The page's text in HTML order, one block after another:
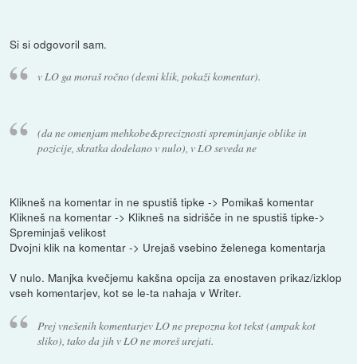
Si si odgovoril sam.
v LO ga moraš ročno (desni klik, pokaži komentar).
(da ne omenjam mehkobe&preciznosti spreminjanje oblike in
pozicije, skratka dodelano v nulo), v LO seveda ne
Klikneš na komentar in ne spustiš tipke -> Pomikaš komentar
Klikneš na komentar -> Klikneš na sidrišče in ne spustiš tipke->
Spreminjaš velikost
Dvojni klik na komentar -> Urejaš vsebino želenega komentarja
V nulo. Manjka kvečjemu kakšna opcija za enostaven prikaz/izklop
vseh komentarjev, kot se le-ta nahaja v Writer.
Prej vnešenih komentarjev LO ne prepozna kot tekst (ampak kot
sliko), tako da jih v LO ne moreš urejati.